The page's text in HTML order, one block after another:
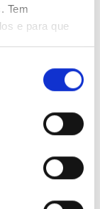
Tem
e para que
de
são
Reservar